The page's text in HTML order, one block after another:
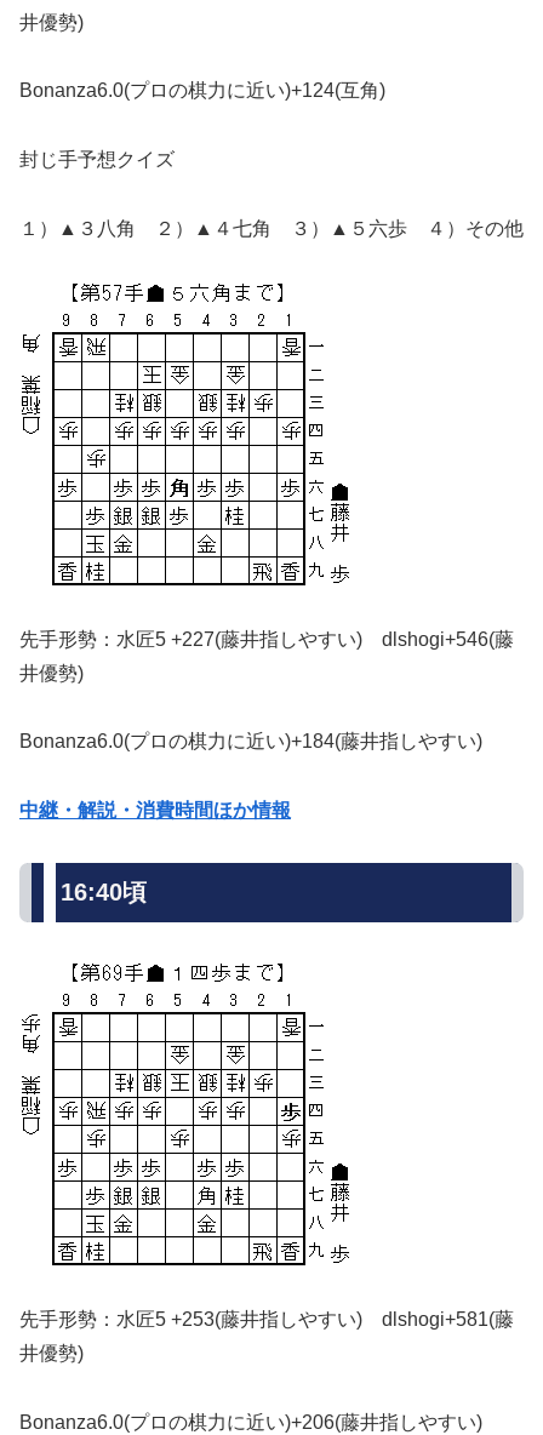
井優勢)
Bonanza6.0(プロの棋力に近い)+124(互角)
封じ手予想クイズ
１）▲３八角 ２）▲４七角 ３）▲５六歩 ４）その他
先手形勢：水匠5 +227(藤井指しやすい) dlshogi+546(藤
井優勢)
Bonanza6.0(プロの棋力に近い)+184(藤井指しやすい)
中継・解説・消費時間ほか情報
16:40頃
先手形勢：水匠5 +253(藤井指しやすい) dlshogi+581(藤
井優勢)
Bonanza6.0(プロの棋力に近い)+206(藤井指しやすい)